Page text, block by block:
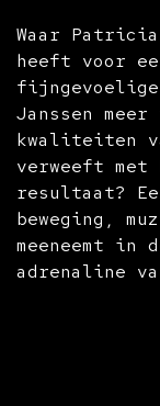
Waar
heeft voor
fijngevoelige
Janssen
kwaliteiten
verweeft
resultaat?
beweging,
meeneemt
adrenaline